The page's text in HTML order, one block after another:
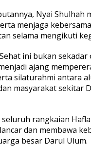
U
u
m
e
-
5
8
Nyai Shulhah
menjaga
selama mengikuti
Sehat ini bukan
ajang
silaturahmi antara
masyarakat sekitar
rangkaian
dan membawa
besar Darul Ulum.